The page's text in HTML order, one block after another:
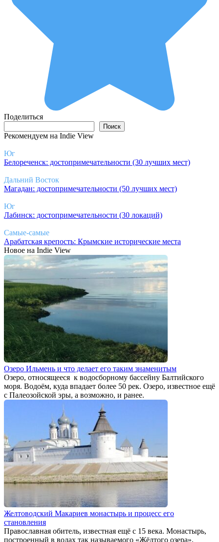
Поделиться
Поиск
Рекомендуем на Indie View
Юг
Белореченск: достопримечательности (30 лучших мест)
Дальний Восток
Магадан: достопримечательности (50 лучших мест)
Юг
Лабинск: достопримечательности (30 локаций)
Самые-самые
Арабатская крепость: Крымские исторические места
Новое на Indie View
Озеро Ильмень и что делает его таким знаменитым
Озеро, относящееся к водосборному бассейну Балтийского
моря. Водоём, куда впадает более 50 рек. Озеро, известное ещё
с Палеозойской эры, а возможно, и ранее.
Желтоводский Макариев монастырь и процесс его
становления
Православная обитель, известная ещё с 15 века. Монастырь,
построенный в водах так называемого «Жёлтого озера».